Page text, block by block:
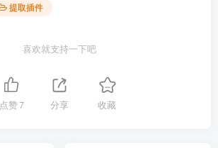
提取插件
喜欢就支持一下吧
点赞7 分享 收藏